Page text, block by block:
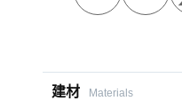
建材
Materials